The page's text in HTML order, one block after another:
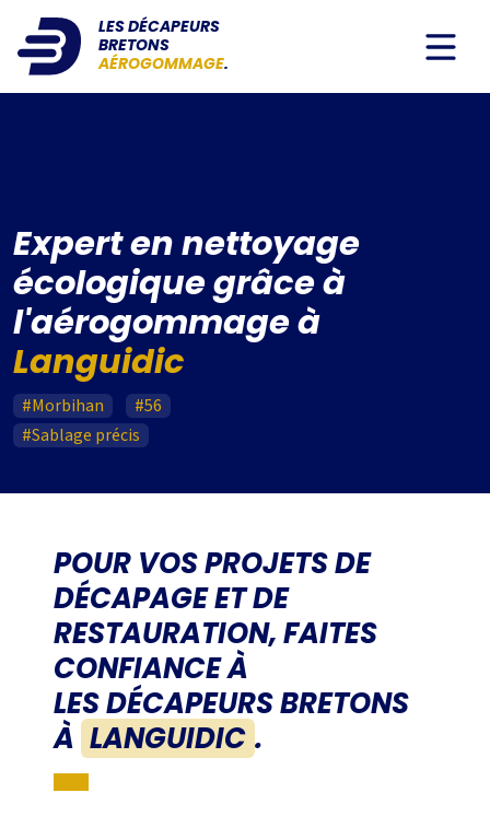
LES DÉCAPEURS
BRETONS
AÉROGOMMAGE.
Expert en nettoyage
écologique grâce à
l'aérogommage à
Languidic
#Morbihan
#56
#Sablage précis
POUR VOS PROJETS DE
DÉCAPAGE ET DE
RESTAURATION, FAITES
CONFIANCE À
LES DÉCAPEURS BRETONS
À LANGUIDIC .